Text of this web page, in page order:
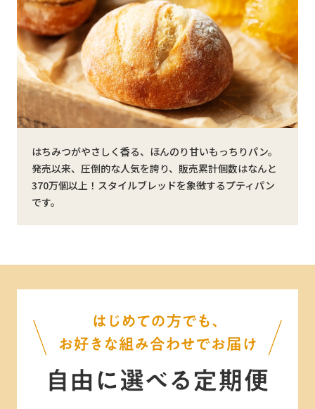
はちみつがやさしく香る、ほんのり甘いもっちりパン。
発売以来、圧倒的な人気を誇り、販売累計個数はなんと
370万個以上！スタイルブレッドを象徴するプティパン
です。